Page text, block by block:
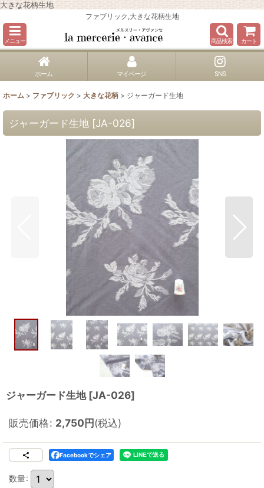
大きな花柄生地
ファブリック,大きな花柄生地
メニュー 商品検索 カート
ホーム マイページ SNS
ホーム > ファブリック > 大きな花柄 > ジャーガード生地
ジャーガード生地 [JA-026]
ジャーガード生地[JA-026]
販売価格: 2,750円(税込)
Facebookでシェア
数量: